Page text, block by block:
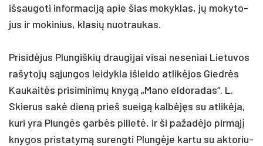
iš­sau­go­ti in­for­ma­ciją apie šias mo­kyk­las, jų mo­ky­to­
jus ir mo­ki­nius, kla­sių nuo­trau­kas.
Pri­sidė­jus Plun­giš­kių drau­gi­jai vi­sai ne­se­niai Lie­tu­vos
ra­šy­tojų sąjun­gos lei­dyk­la iš­lei­do at­likė­jos Giedrės
Kau­kaitės pri­si­mi­nimų knygą „Ma­no el­do­ra­das“. L.
Skie­rus sakė dieną prie­š sueigą kalbėjęs su at­likė­ja,
ku­ri yra Plungės garbės pi­lietė, ir ši pa­žadė­jo pirmąjį
kny­gos pri­sta­tymą su­reng­ti Plungė­je kar­tu su ak­to­riu­